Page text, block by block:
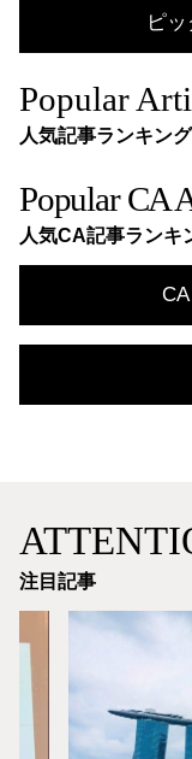
ピ
Popular
人気記事ランキング
Popular CA
人気CA記事ランキ
注目記事